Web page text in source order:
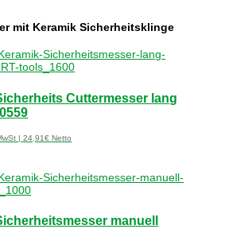
mit Keramik Sicherheitsklinge
Cuttermesser lang
|24,91€ Netto
manuell